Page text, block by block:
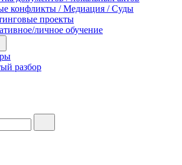
конфликты / Медиация / Суды
проекты
личное обучение
разбор